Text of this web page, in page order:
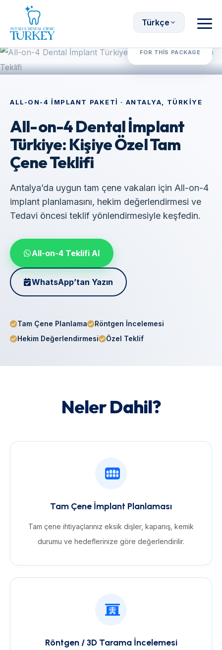
Türkçe
ALL-ON-4 İMPLANT PAKETİ · ANTALYA, TÜRKİYE
All-on-4 Dental İmplant
Türkiye: Kişiye Özel Tam
Çene Teklifi
Antalya’da uygun tam çene vakaları için All-on-4
implant planlamasını, hekim değerlendirmesi ve
Tedavi öncesi teklif yönlendirmesiyle keşfedin.
All-on-4 Teklifi Al
WhatsApp’tan Yazın
Tam Çene Planlama
Röntgen İncelemesi
Hekim Değerlendirmesi
Özel Teklif
FOR THIS PACKAGE
Neler Dahil?
Tam Çene İmplant Planlaması
Tam çene ihtiyaçlarınız eksik dişler, kapanış, kemik
durumu ve hedeflerinize göre değerlendirilir.
Röntgen / 3D Tarama İncelemesi